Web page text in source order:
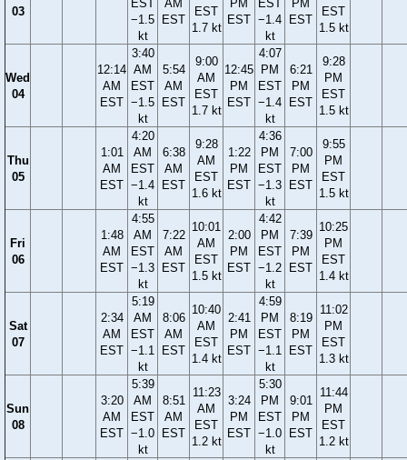
03
EST
−1.5
kt
AM
EST
EST
1.7 kt
PM
EST
EST
−1.4
kt
PM
EST
EST
1.5 kt
Wed
04
12:14
AM
EST
3:40
AM
EST
−1.5
kt
5:54
AM
EST
9:00
AM
EST
1.7 kt
12:45
PM
EST
4:07
PM
EST
−1.4
kt
6:21
PM
EST
9:28
PM
EST
1.5 kt
Thu
05
1:01
AM
EST
4:20
AM
EST
−1.4
kt
6:38
AM
EST
9:28
AM
EST
1.6 kt
1:22
PM
EST
4:36
PM
EST
−1.3
kt
7:00
PM
EST
9:55
PM
EST
1.5 kt
Fri
06
1:48
AM
EST
4:55
AM
EST
−1.3
kt
7:22
AM
EST
10:01
AM
EST
1.5 kt
2:00
PM
EST
4:42
PM
EST
−1.2
kt
7:39
PM
EST
10:25
PM
EST
1.4 kt
Sat
07
2:34
AM
EST
5:19
AM
EST
−1.1
kt
8:06
AM
EST
10:40
AM
EST
1.4 kt
2:41
PM
EST
4:59
PM
EST
−1.1
kt
8:19
PM
EST
11:02
PM
EST
1.3 kt
Sun
08
3:20
AM
EST
5:39
AM
EST
−1.0
kt
8:51
AM
EST
11:23
AM
EST
1.2 kt
3:24
PM
EST
5:30
PM
EST
−1.0
kt
9:01
PM
EST
11:44
PM
EST
1.2 kt